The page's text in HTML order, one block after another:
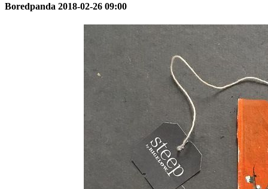
Boredpanda 2018-02-26 09:00